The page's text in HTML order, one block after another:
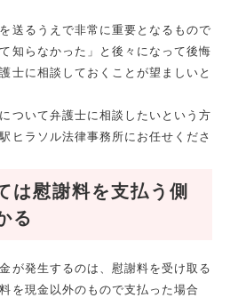
送るうえで非常に重要となるもので
知らなかった」と後々になって後悔
士に相談しておくことが望ましいと
ついて弁護士に相談したいという方
ヒラソル法律事務所にお任せくださ
は慰謝料を支払う側
る
が発生するのは、慰謝料を受け取る
を現金以外のもので支払った場合